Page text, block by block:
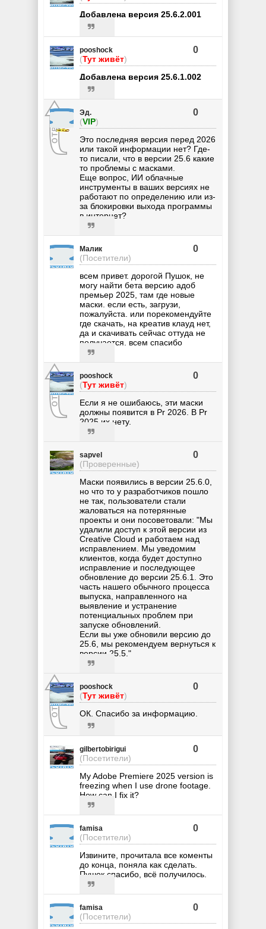
Добавлена версия 25.6.2.001
pooshock
(Тут живёт)
0
Добавлена версия 25.6.1.002
Эд.
(VIP)
0
Это последняя версия перед 2026
или такой информации нет? Где-
то писали, что в версии 25.6 какие
то проблемы с масками.
Еще вопрос, ИИ облачные
инструменты в ваших версиях не
работают по определению или из-
за блокировки выхода программы
в интернет?
Малик
(Посетители)
0
всем привет. дорогой Пушок, не
могу найти бета версию адоб
премьер 2025, там где новые
маски. если есть, загрузи,
пожалуйста. или порекомендуйте
где скачать, на креатив клауд нет,
да и скачивать сейчас оттуда не
получается. всем спасибо
pooshock
(Тут живёт)
0
Если я не ошибаюсь, эти маски
должны появится в Pr 2026. В Pr
2025 их нету.
sapvel
(Проверенные)
0
Маски появились в версии 25.6.0,
но что то у разработчиков пошло
не так, пользователи стали
жаловаться на потерянные
проекты и они посоветовали: "Мы
удалили доступ к этой версии из
Creative Cloud и работаем над
исправлением. Мы уведомим
клиентов, когда будет доступно
исправление и последующее
обновление до версии 25.6.1. Это
часть нашего обычного процесса
выпуска, направленного на
выявление и устранение
потенциальных проблем при
запуске обновлений.
Если вы уже обновили версию до
25.6, мы рекомендуем вернуться к
версии 25.5."
pooshock
(Тут живёт)
0
ОК. Спасибо за информацию.
gilbertobirigui
(Посетители)
0
My Adobe Premiere 2025 version is
freezing when I use drone footage.
How can I fix it?
famisa
(Посетители)
0
Извините, прочитала все коменты
до конца, поняла как сделать.
Пушок спасибо, всё получилось.
famisa
(Посетители)
0